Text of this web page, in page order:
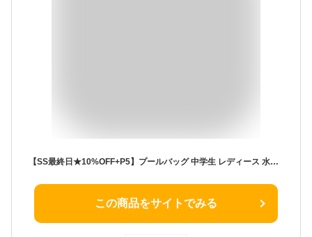
【SS最終日★10%OFF+P5】プールバッグ 中学生 レディース 水着バッグ 旅行 水泳バッグ 中学生 透明バッグ 夏 可愛い ハンドバッグ おしゃれ 夏 透明 スイミング ビニールバッグ 水泳バッグ 防水バッグ 水着 バッグ ビーチ 水遊び オレンジ PVC レディース ジュニア
この商品をサイトでみる